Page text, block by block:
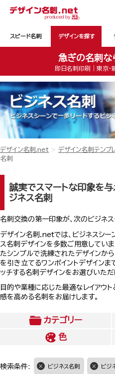
スピード名刺 デザインを探す
急ぎの名刺な
即日名刺印刷｜東京・
デザイン名刺.net デザイン名刺テンプ
名刺
誠実でスマートな印象を
ジネス名刺
名刺交換の第一印象が、次のビジネ
デザイン名刺.netでは、ビジネスシ
ス名刺デザインを多数ご用意してい
たシンプルで洗練されたデザインから
を引き立てるワンポイントデザインま
ッチする名刺デザインをお選びいただ
目的や業種に応じた最適なレイアウ
感を高める名刺をお届けします。
カテゴリー
色
検索条件: ビジネス名刺 ビジ